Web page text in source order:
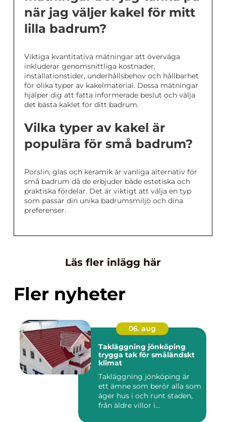
när jag väljer kakel för mitt
lilla badrum?
Viktiga kvantitativa mätningar att överväga
inkluderar genomsnittliga kostnader,
installationstider, underhållsbehov och hållbarhet
för olika typer av kakelmaterial. Dessa mätningar
hjälper dig att fatta informerade beslut och välja
det bästa kaklet för ditt badrum.
Vilka typer av kakel är
populära för små badrum?
Porslin, glas och keramik är vanliga alternativ för
små badrum då de erbjuder både estetiska och
praktiska fördelar. Det är viktigt att välja en typ
som passar din unika badrumsmiljö och dina
preferenser.
Läs fler inlägg här
Fler nyheter
06. aug
Takläggning jönköping
trygga tak för småländskt
klimat
Takläggning jönköping är
ett ämne som berör alla som
äger hus i och runt staden,
från äldre villor i...